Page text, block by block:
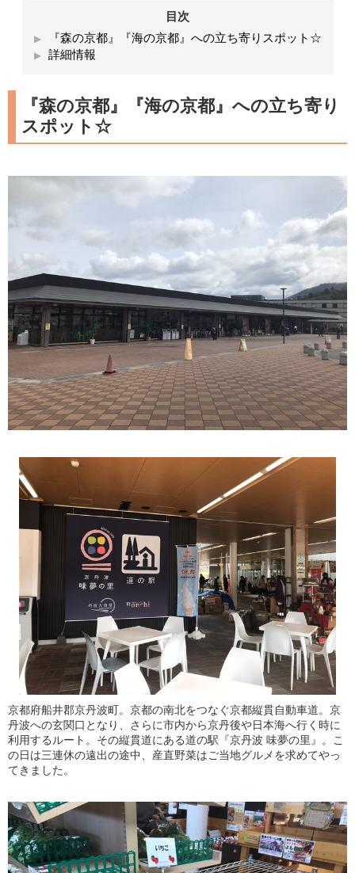
目次
『森の京都』『海の京都』への立ち寄りスポット☆
詳細情報
『森の京都』『海の京都』への立ち寄り
スポット☆
京都府船井郡京丹波町。京都の南北をつなぐ京都縦貫自動車道。京
丹波への玄関口となり、さらに市内から京丹後や日本海へ行く時に
利用するルート。その縦貫道にある道の駅『京丹波 味夢の里』。こ
の日は三連休の遠出の途中、産直野菜はご当地グルメを求めてやっ
てきました。